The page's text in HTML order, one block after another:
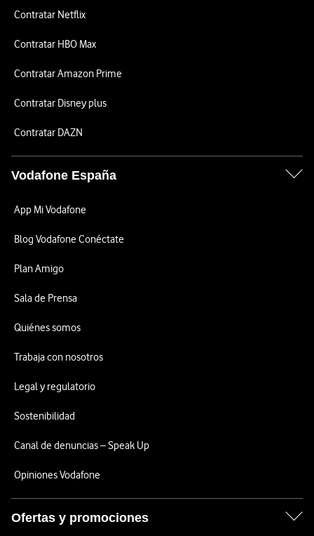
Contratar Netflix
Contratar HBO Max
Contratar Amazon Prime
Contratar Disney plus
Contratar DAZN
Vodafone España
App Mi Vodafone
Blog Vodafone Conéctate
Plan Amigo
Sala de Prensa
Quiénes somos
Trabaja con nosotros
Legal y regulatorio
Sostenibilidad
Canal de denuncias – Speak Up
Opiniones Vodafone
Ofertas y promociones